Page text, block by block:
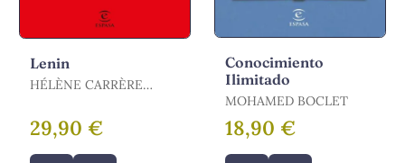
Lenin
HÉLÈNE CARRÈRE
CARRÈRE D'ENCAUSSE,
HÉLÈNE
29,90 €
Conocimiento
Ilimitado
MOHAMED BOCLET
18,90 €